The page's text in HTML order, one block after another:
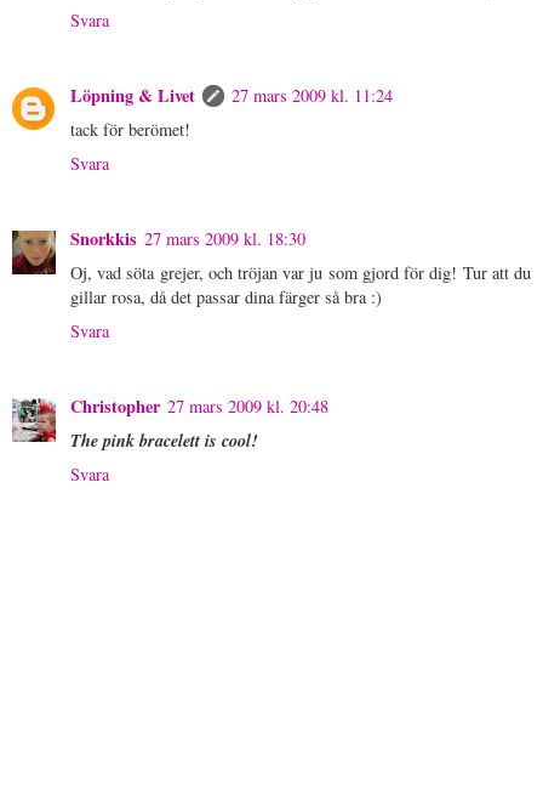
Svara
Löpning & Livet
27 mars 2009 kl. 11:24
tack för berömet!
Svara
Snorkkis 27 mars 2009 kl. 18:30
Oj, vad söta grejer, och tröjan var ju som gjord för dig! Tur att du
gillar rosa, då det passar dina färger så bra :)
Svara
Christopher 27 mars 2009 kl. 20:48
The pink bracelett is cool!
Svara